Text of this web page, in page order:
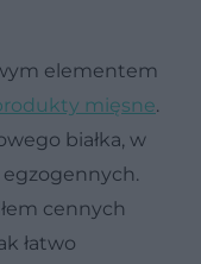
elementem
mięsne.
białka, w
cennych
łatwo